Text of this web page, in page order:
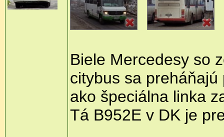
Biele Mercedesy so
citybus sa
ako špeciálna linka
Tá B952E v DK je